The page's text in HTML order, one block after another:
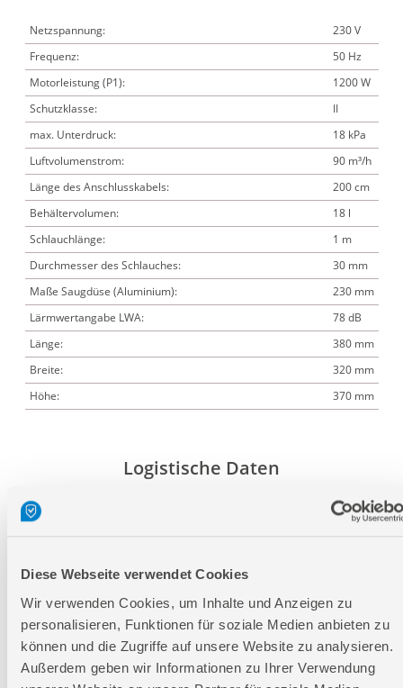
Diese Webseite verwendet Cookies
Wir verwenden Cookies, um Inhalte und Anzeigen zu
personalisieren, Funktionen für soziale Medien anbieten zu
können und die Zugriffe auf unsere Website zu analysieren.
Außerdem geben wir Informationen zu Ihrer Verwendung
Netzspannung:
230 V
Frequenz:
50 Hz
Motorleistung (P1):
1200 W
Schutzklasse:
II
max. Unterdruck:
18 kPa
Luftvolumenstrom:
90 m³/h
Länge des Anschlusskabels:
200 cm
Behältervolumen:
18 l
Schlauchlänge:
1 m
Durchmesser des Schlauches:
30 mm
Maße Saugdüse (Aluminium):
230 mm
Lärmwertangabe LWA:
78 dB
Länge:
380 mm
Breite:
320 mm
Höhe:
370 mm
Logistische Daten
Verpackungsmaße
Breite
Höhe
380 mm
Nettogewicht:
3,4 kg
Bruttogewicht:
4,2 kg